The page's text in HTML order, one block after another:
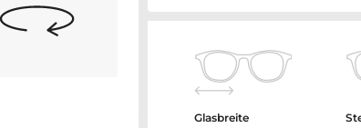
Glasbreite